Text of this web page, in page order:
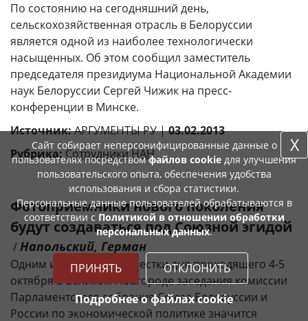
По состоянию на сегодняшний день,
сельскохозяйственная отрасль в Белоруссии
является одной из наиболее технологически
насыщенных. Об этом сообщил заместитель
председателя президиума Национальной Академии
наук Белоруссии Сергей Чижик на пресс-
конференции в Минске.
Источник:АРГУМЕНТЫ РУ |03.02.2013
Рубрика:Сотрудники НАН
Фотоприемники нового поколения
будут создаваться под Союзной эгидой
/Напольский, Герман
Одним из вопросов повестки дня проходящего 4-5
октября в Великом Новгороде заседания комиссии
Парламентского собрания Союза Белоруссии и
России по экономической политике значится
Сайт собирает неперсонифицированные данные о
пользователях посредствомфайлов cookie для улучшения
пользовательского опыта, обеспечения удобства
использования и сбора статистики.
Персональные данные пользователей обрабатываются в
соответствии с Политикой в отношении обработки
персональных данных.
ПРИНЯТЬ ОТКЛОНИТЬ
Подробнее о файлах cookie
X